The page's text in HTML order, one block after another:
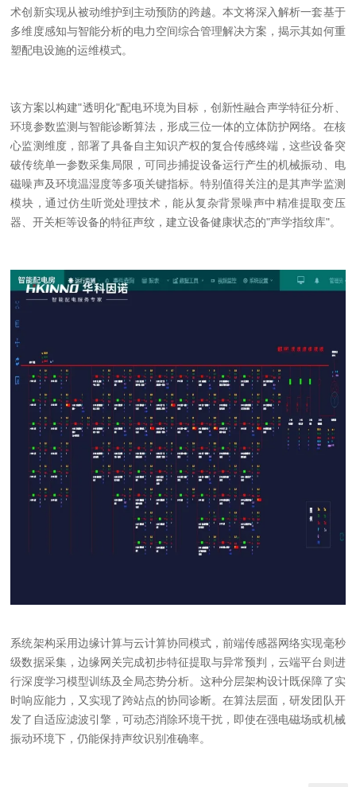
术创新实现从被动维护到主动预防的跨越。本文将深入解析一套基于
多维度感知与智能分析的电力空间综合管理解决方案，揭示其如何重
塑配电设施的运维模式。
该方案以构建"透明化"配电环境为目标，创新性融合声学特征分析、
环境参数监测与智能诊断算法，形成三位一体的立体防护网络。在核
心监测维度，部署了具备自主知识产权的复合传感终端，这些设备突
破传统单一参数采集局限，可同步捕捉设备运行产生的机械振动、电
磁噪声及环境温湿度等多项关键指标。特别值得关注的是其声学监测
模块，通过仿生听觉处理技术，能从复杂背景噪声中精准提取变压
器、开关柜等设备的特征声纹，建立设备健康状态的"声学指纹库"。
系统架构采用边缘计算与云计算协同模式，前端传感器网络实现毫秒
级数据采集，边缘网关完成初步特征提取与异常预判，云端平台则进
行深度学习模型训练及全局态势分析。这种分层架构设计既保障了实
时响应能力，又实现了跨站点的协同诊断。在算法层面，研发团队开
发了自适应滤波引擎，可动态消除环境干扰，即使在强电磁场或机械
振动环境下，仍能保持声纹识别准确率。